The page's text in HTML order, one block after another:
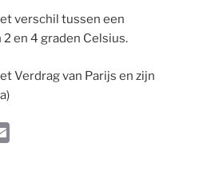
verschil tussen een
en 4 graden Celsius.
Verdrag van Parijs en zijn